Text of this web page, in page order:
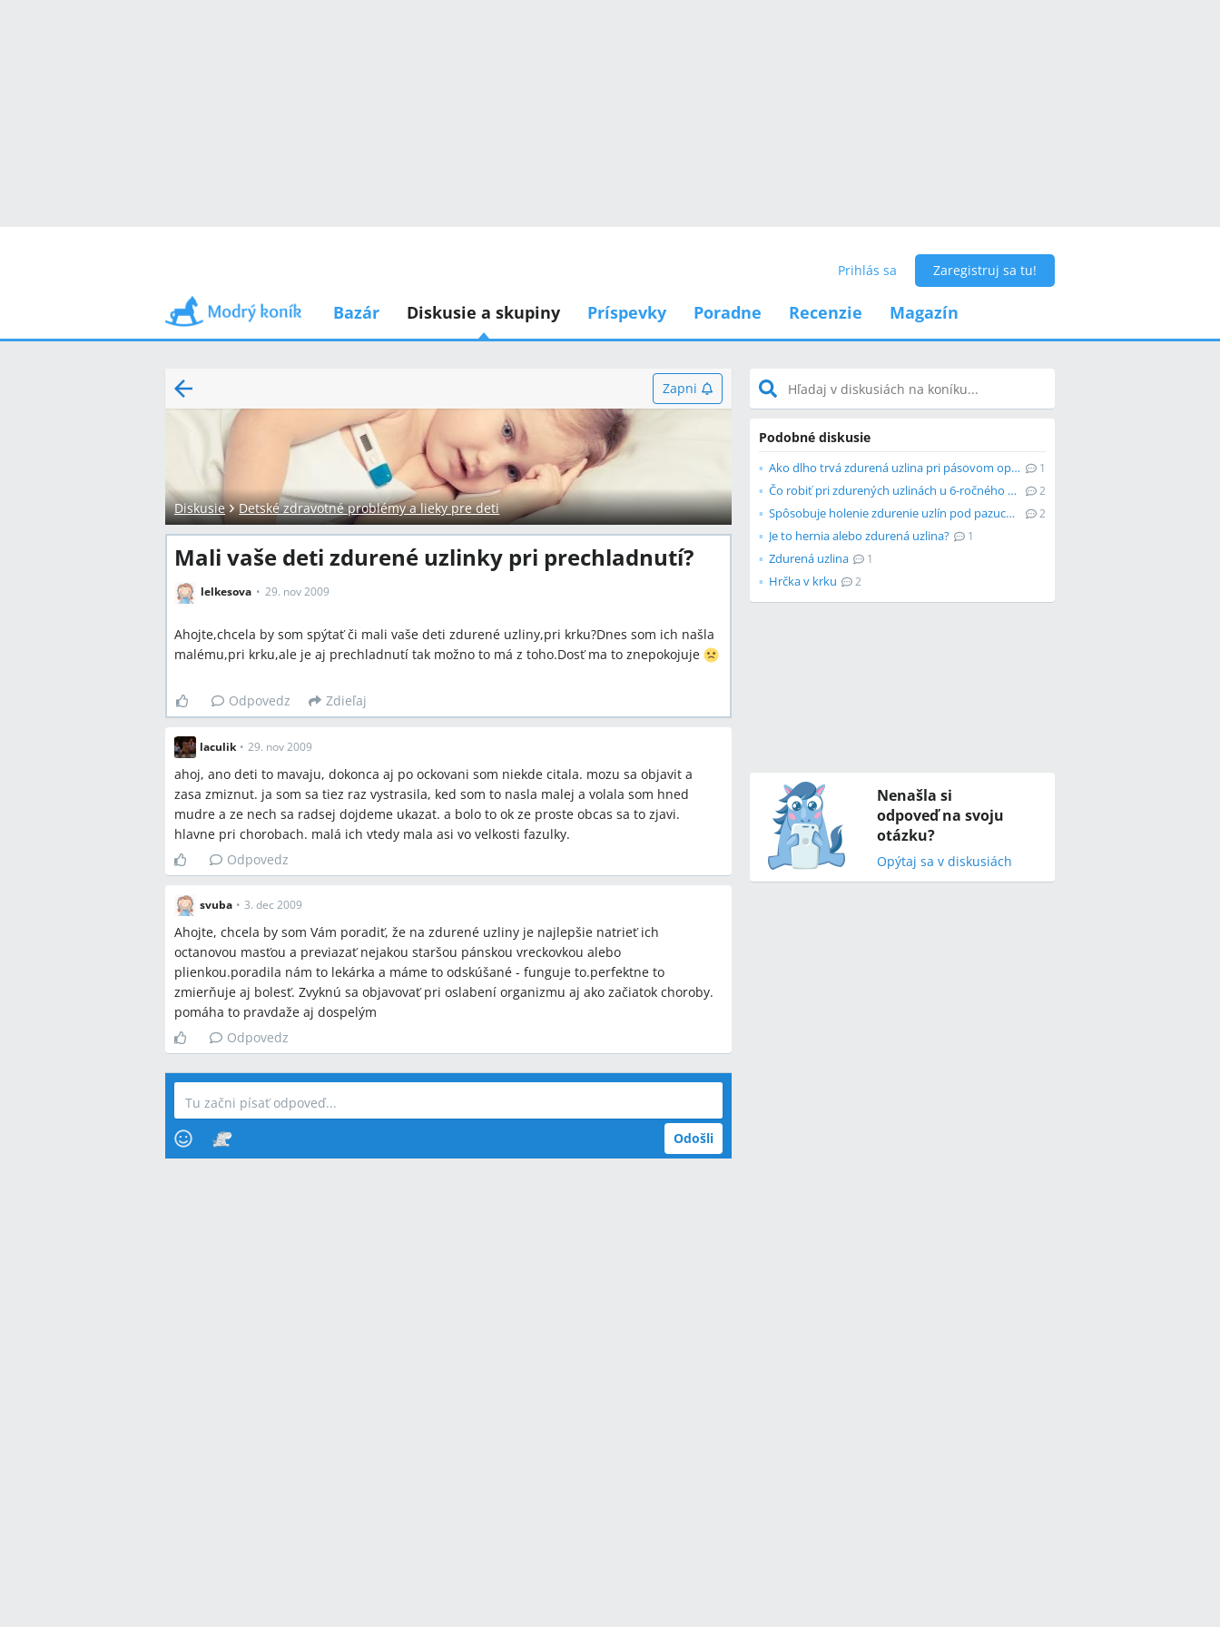
Prihlás sa Zaregistruj sa tu!
Bazár Diskusie a skupiny Príspevky Poradne Recenzie Magazín
Zapni
Diskusie Detské zdravotné problémy a lieky pre deti
Mali vaše deti zdurené uzlinky pri prechladnutí?
lelkesova 29. nov 2009
Ahojte,chcela by som spýtať či mali vaše deti zdurené uzliny,pri krku?Dnes som ich našla
malému,pri krku,ale je aj prechladnutí tak možno to má z toho.Dosť ma to znepokojuje
Odpovedz Zdieľaj
laculik • 29. nov 2009
ahoj, ano deti to mavaju, dokonca aj po ockovani som niekde citala. mozu sa objavit a
zasa zmiznut. ja som sa tiez raz vystrasila, ked som to nasla malej a volala som hned
mudre a ze nech sa radsej dojdeme ukazat. a bolo to ok ze proste obcas sa to zjavi.
hlavne pri chorobach. malá ich vtedy mala asi vo velkosti fazulky.
Odpovedz
svuba • 3. dec 2009
Ahojte, chcela by som Vám poradiť, že na zdurené uzliny je najlepšie natrieť ich
octanovou masťou a previazať nejakou staršou pánskou vreckovkou alebo
plienkou.poradila nám to lekárka a máme to odskúšané - funguje to.perfektne to
zmierňuje aj bolesť. Zvyknú sa objavovať pri oslabení organizmu aj ako začiatok choroby.
pomáha to pravdaže aj dospelým
Odpovedz
Odošli
Podobné diskusie
Ako dlho trvá zdurená uzlina pri pásovom opare? 1
Čo robiť pri zdurených uzlinách u 6-ročného dieťaťa? 2
Spôsobuje holenie zdurenie uzlín pod pazuchami? 2
Je to hernia alebo zdurená uzlina? 1
Zdurená uzlina 1
Hrčka v krku 2
Nenašla si
odpoveď na svoju
otázku?
Opýtaj sa v diskusiách